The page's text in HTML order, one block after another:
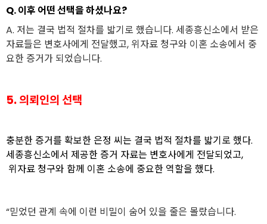
Q. 이후 어떤 선택을 하셨나요?
A. 저는 결국 법적 절차를 밟기로 했습니다. 세종흥신소에서 받은
자료들은 변호사에게 전달했고, 위자료 청구와 이혼 소송에서 중
요한 증거가 되었습니다.
5. 의뢰인의 선택
충분한 증거를 확보한 은정 씨는 결국 법적 절차를 밟기로 했다.
세종흥신소에서 제공한 증거 자료는 변호사에게 전달되었고,
위자료 청구와 함께 이혼 소송에 중요한 역할을 했다.
“믿었던 관계 속에 이런 비밀이 숨어 있을 줄은 몰랐습니다.